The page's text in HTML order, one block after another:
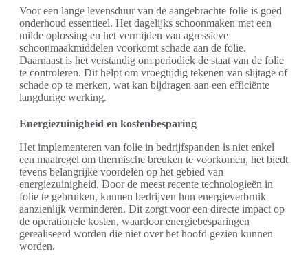
Voor een lange levensduur van de aangebrachte folie is goed
onderhoud essentieel. Het dagelijks schoonmaken met een
milde oplossing en het vermijden van agressieve
schoonmaakmiddelen voorkomt schade aan de folie.
Daarnaast is het verstandig om periodiek de staat van de folie
te controleren. Dit helpt om vroegtijdig tekenen van slijtage of
schade op te merken, wat kan bijdragen aan een efficiënte
langdurige werking.
Energiezuinigheid en kostenbesparing
Het implementeren van folie in bedrijfspanden is niet enkel
een maatregel om thermische breuken te voorkomen, het biedt
tevens belangrijke voordelen op het gebied van
energiezuinigheid. Door de meest recente technologieën in
folie te gebruiken, kunnen bedrijven hun energieverbruik
aanzienlijk verminderen. Dit zorgt voor een directe impact op
de operationele kosten, waardoor energiebesparingen
gerealiseerd worden die niet over het hoofd gezien kunnen
worden.